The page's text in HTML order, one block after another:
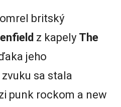
britský
z kapely The
jeho
sa stala
punk rockom a new